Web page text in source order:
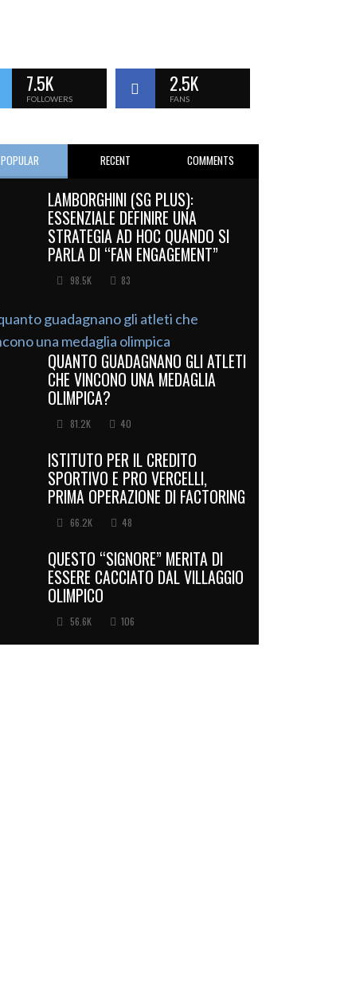
7.5K
FOLLOWERS
2.5K
FANS
POPULAR RECENT COMMENTS
LAMBORGHINI (SG PLUS):
ESSENZIALE DEFINIRE UNA
STRATEGIA AD HOC QUANDO SI
PARLA DI “FAN ENGAGEMENT”
98.5K 83
QUANTO GUADAGNANO GLI ATLETI
CHE VINCONO UNA MEDAGLIA
OLIMPICA?
81.2K 40
ISTITUTO PER IL CREDITO
SPORTIVO E PRO VERCELLI,
PRIMA OPERAZIONE DI FACTORING
66.2K 48
QUESTO “SIGNORE” MERITA DI
ESSERE CACCIATO DAL VILLAGGIO
OLIMPICO
56.6K 106